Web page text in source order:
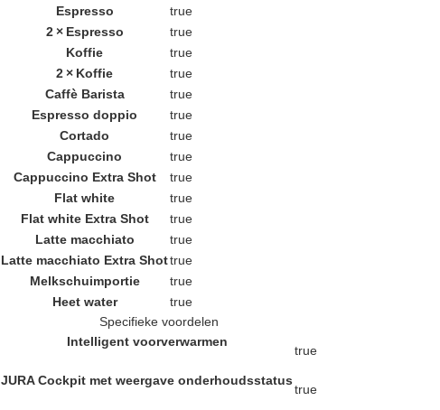
Espresso
true
2 × Espresso
true
Koffie
true
2 × Koffie
true
Caffè Barista
true
Espresso doppio
true
Cortado
true
Cappuccino
true
Cappuccino Extra Shot
true
Flat white
true
Flat white Extra Shot
true
Latte macchiato
true
Latte macchiato Extra Shottrue
Melkschuimportie
true
Heet water
true
Specifieke voordelen
Intelligent voorverwarmen
true
JURA Cockpit met weergave onderhoudsstatus
true